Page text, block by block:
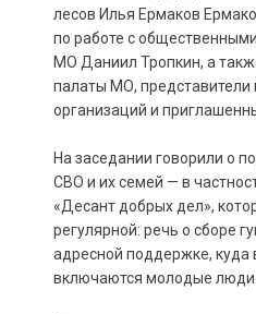
лесов Илья Ермаков
по работе с
МО Даниил Тропкин, а
палаты МО, представители
организаций и
На заседании говорили о
СВО и их семей — в
«Десант добрых дел»,
регулярной: речь о сборе
адресной поддержке, куда
включаются молодые люди.